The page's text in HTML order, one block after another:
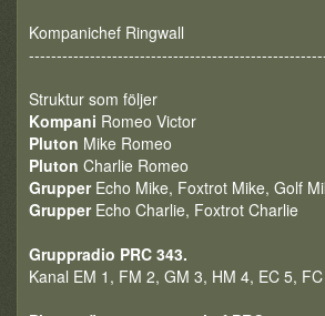
Kompanichef Ringwall
Struktur som följer
Kompani Romeo Victor
Pluton Mike Romeo
Pluton Charlie Romeo
GrupperEcho Mike, Foxtrot Mike, Golf
GrupperEcho Charlie, Foxtrot Charlie
Gruppradio PRC 343.
Kanal EM 1, FM 2, GM 3, HM 4, EC 5,